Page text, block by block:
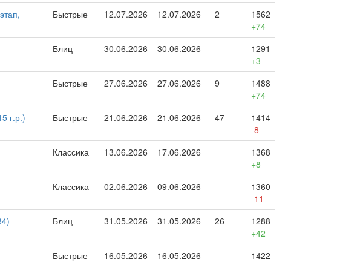
Быстрые 12.07.2026 12.07.2026 2
1562
+74
Блиц 30.06.2026 30.06.2026
1291
+3
Быстрые 27.06.2026 27.06.2026 9
1488
+74
г.р.)
Быстрые 21.06.2026 21.06.2026 47
1414
-8
Классика 13.06.2026 17.06.2026
1368
+8
Классика 02.06.2026 09.06.2026
1360
-11
Блиц 31.05.2026 31.05.2026 26
1288
+42
Быстрые 16.05.2026 16.05.2026
1422